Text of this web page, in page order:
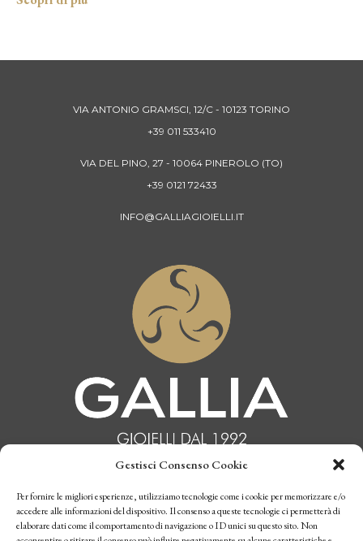
Gestisci Consenso Cookie
Per fornire le migliori esperienze, utilizziamo tecnologie come i cookie per memorizzare e/o
accedere alle informazioni del dispositivo. Il consenso a queste tecnologie ci permetterà di
elaborare dati come il comportamento di navigazione o ID unici su questo sito. Non
VIA ANTONIO GRAMSCI, 12/C - 10123 TORINO
+39 011 533410
VIA DEL PINO, 27 - 10064 PINEROLO (TO)
+39 0121 72433
INFO@GALLIAGIOIELLI.IT
INFORMATIVA PRIVACY
CONDIZIONI DI VENDITA